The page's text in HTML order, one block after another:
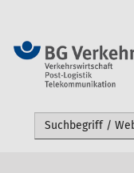
Webseite durchsuchen